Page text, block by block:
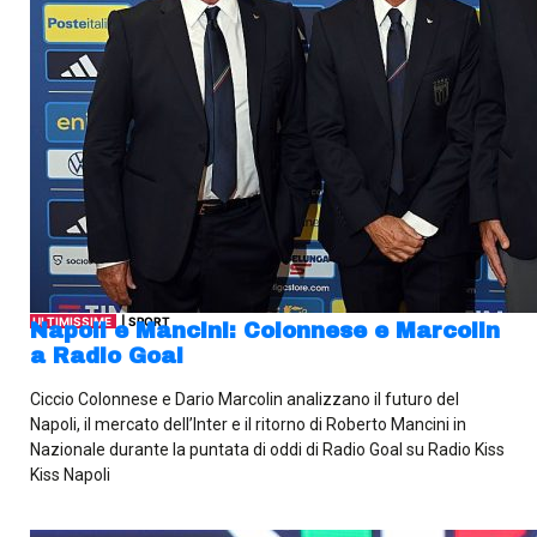
ULTIMISSIME | SPORT
Napoli e Mancini: Colonnese e Marcolin
a Radio Goal
Ciccio Colonnese e Dario Marcolin analizzano il futuro del
Napoli, il mercato dell’Inter e il ritorno di Roberto Mancini in
Nazionale durante la puntata di oddi di Radio Goal su Radio Kiss
Kiss Napoli